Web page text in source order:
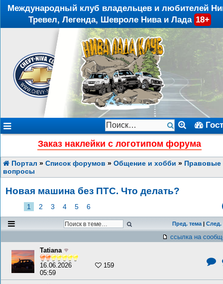
Международный клуб владельцев и любителей
Тревел, Легенда, Шевроле Нива и Лада 18+
Заказ наклейки с логотипом форума
Портал » Список форумов » Общение и хобби » Правовые
вопросы
Новая машина без ПТС. Что делать?
1 2 3 4 5 6
Пред. тема | След.
ссылка на
Tatiana
16.06.2026
05:59
159